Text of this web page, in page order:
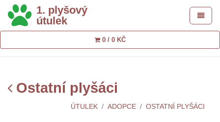
1. plyšový
útulek
Toggle
0 / 0 KČ
Ostatní plyšáci
ÚTULEK ADOPCE OSTATNÍ PLYŠÁCI